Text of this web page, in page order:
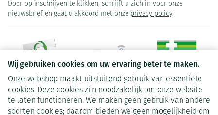
Wij gebruiken cookies om uw ervaring beter te maken.
Onze webshop maakt uitsluitend gebruik van essentiële
cookies. Deze cookies zijn noodzakelijk om onze website
te laten functioneren. We maken geen gebruik van andere
soorten cookies; daarom bieden we geen mogelijkheid om
Door op inschrijven te klikken, schrijft u zich in voor onze
nieuwsbrief en gaat u akkoord met onze privacy policy.
Juridische links